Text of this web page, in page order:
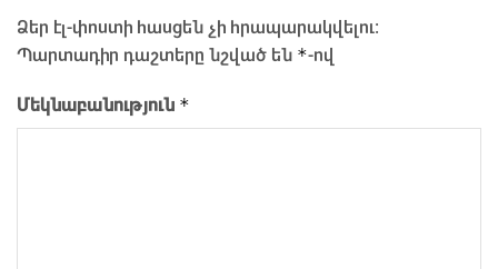
Ձեր էլ-փոստի հասցեն չի հրապարակվելու։
Պարտադիր դաշտերը նշված են *-ով
Մեկնաբանություն *